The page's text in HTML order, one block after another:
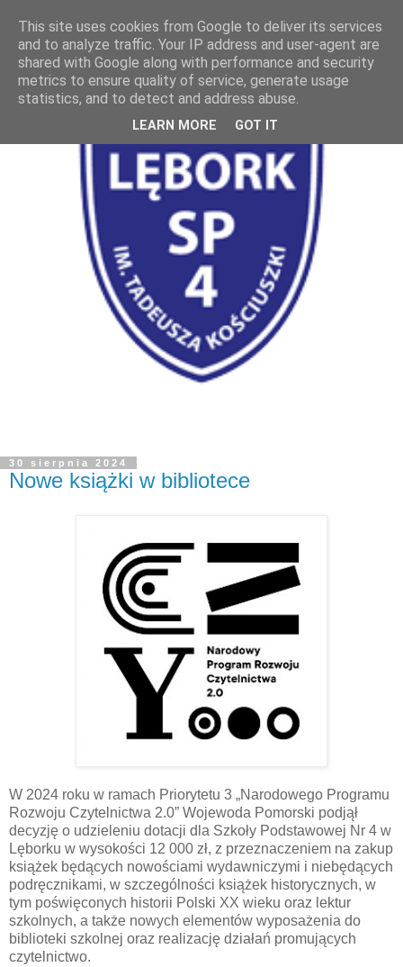
30 sierpnia 2024
Nowe książki w bibliotece
W 2024 roku w ramach Priorytetu 3 „Narodowego Programu
Rozwoju Czytelnictwa 2.0” Wojewoda Pomorski podjął
decyzję o udzieleniu dotacji dla Szkoły Podstawowej Nr 4 w
Lęborku w wysokości 12 000 zł, z przeznaczeniem na zakup
książek będących nowościami wydawniczymi i niebędących
podręcznikami, w szczególności książek historycznych, w
tym poświęconych historii Polski XX wieku oraz lektur
szkolnych, a także nowych elementów wyposażenia do
biblioteki szkolnej oraz realizację działań promujących
czytelnictwo.
This site uses cookies from Google to deliver its services
and to analyze traffic. Your IP address and user-agent are
shared with Google along with performance and security
metrics to ensure quality of service, generate usage
statistics, and to detect and address abuse.
LEARN MORE GOT IT